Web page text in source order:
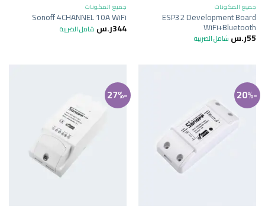
جميع المكونات
ESP32 Development Board
WiFi+Bluetooth
55ر.س شامل الضريبة
جميع المكونات
Sonoff 4CHANNEL 10A WiFi
344ر.س شامل الضريبة
-20%
-27%